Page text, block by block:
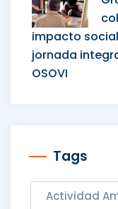
impacto
jornada
OSOVI
Tags
Actividad